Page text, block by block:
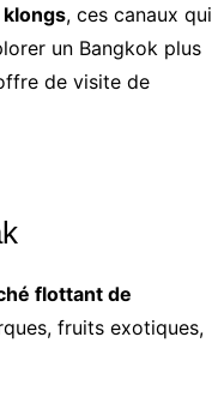
klongs, ces canaux qui
un Bangkok plus
de visite de
flottant de
fruits exotiques,